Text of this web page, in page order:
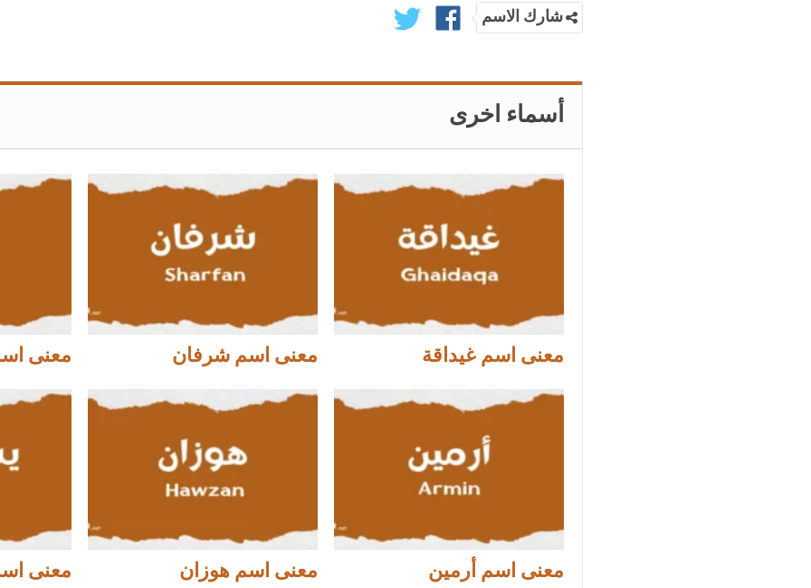
شارك الاسم
أسماء اخرى
معنى اسم غيداقة معنى اسم شرفان معنى
معنى اسم أرمين معنى اسم هوزان معنى